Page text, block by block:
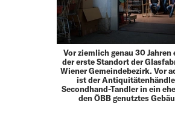
Vor ziemlich genau 30 Jahren
der erste Standort der
Wiener Gemeindebezirk. Vor
ist der
Secondhand-­Tandler in ein
den ÖBB genutztes